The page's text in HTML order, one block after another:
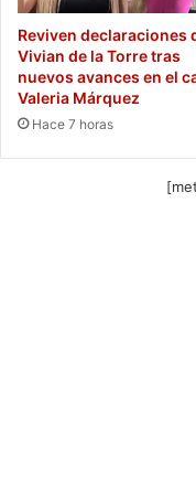
Reviven declaraciones
Vivian de la Torre tras
nuevos avances en el
Valeria Márquez
Hace 7 horas